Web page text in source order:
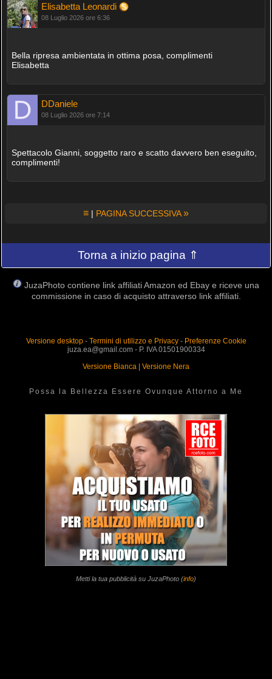
Elisabetta Leonardi
08 Luglio 2026 ore 6:36
Bella ripresa ambientata in ottima posa, complimenti
Elisabetta
DDaniele
08 Luglio 2026 ore 7:14
Spettacolo Gianni, soggetto raro e scatto davvero ben eseguito,
complimenti!
≡ | PAGINA SUCCESSIVA»
Torna a inizio pagina ⇑
JuzaPhoto contiene link affiliati Amazon ed Ebay e riceve una
commissione in caso di acquisto attraverso link affiliati.
Versione desktop- Termini di utilizzo e Privacy- Preferenze Cookie
juza.ea@gmail.com - P. IVA 01501900334
Versione Bianca
Versione Nera
Possa la Bellezza Essere Ovunque Attorno a Me
Metti la tua pubblicità su JuzaPhoto (info)